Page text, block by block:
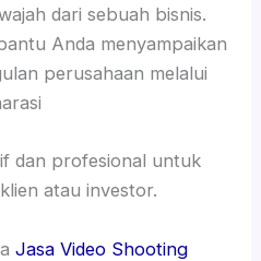
dari sebuah bisnis.
Anda menyampaikan
perusahaan melalui
dan profesional untuk
atau investor.
Jasa Video Shooting